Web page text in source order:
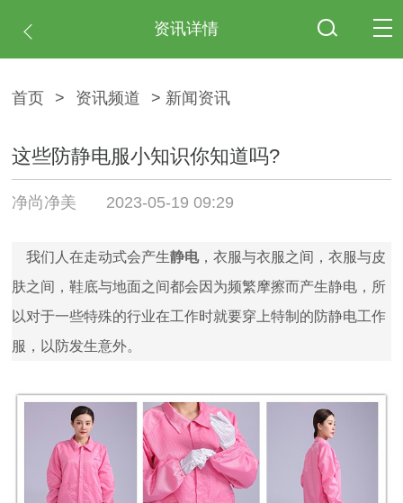
资讯详情
首页 > 资讯频道 > 新闻资讯
这些防静电服小知识你知道吗?
净尚净美 2023-05-19 09:29
我们人在走动式会产生静电，衣服与衣服之间，衣服与皮
肤之间，鞋底与地面之间都会因为频繁摩擦而产生静电，所
以对于一些特殊的行业在工作时就要穿上特制的防静电工作
服，以防发生意外。